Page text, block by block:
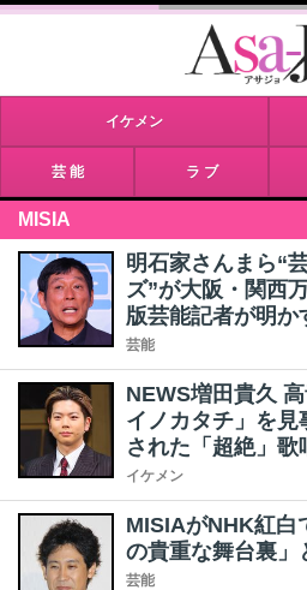
イケメン
芸 能 ラ ブ
MISIA
明石家さんまら“
ズ”が大阪・関西
版芸能記者が明か
芸能
NEWS増田貴久
イノカタチ」を
された「超絶」歌
イケメン
MISIAがNHK紅白
の貴重な舞台裏」
芸能